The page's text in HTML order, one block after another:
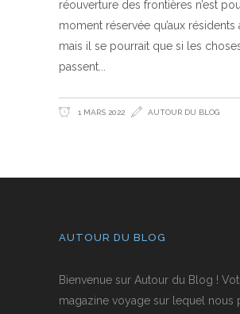
réouverture des frontières n’est
moment réservée qu’aux résidents
mais il se pourrait que si les
passent
1 MARS 2022 AUTOUR DU BLOG
AUTOUR DU BLOG
Bienvenue sur Autour du Blog !
magazine voyage sur lequel nous